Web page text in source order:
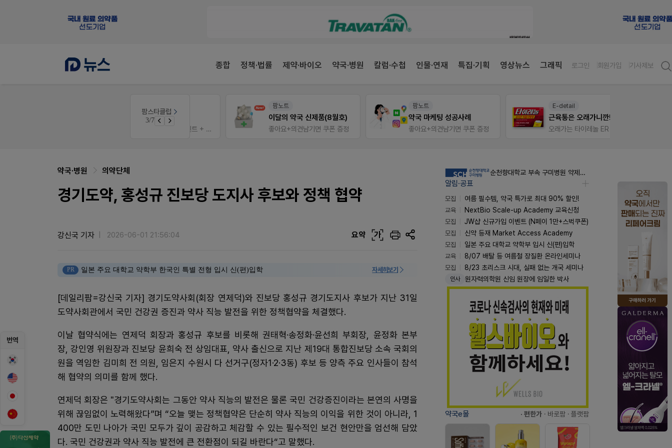
종합 정책·법률 제약·바이오 약국·병원 칼럼·수첩 인물·연재 특집·기획 영상뉴스 그래픽 로그인 회원가입 기사제보
팜스타클럽
3/7
팜노트
이달의 약국 신제품(8월호)
좋아요+의견남기면 쿠폰 증정
팜노트
약국 마케팅 성공사례
좋아요+의견남기면 쿠폰 증정
E-detail
근육통은 오래가니깐!
오래가는 타이레놀 ER
번역
약국·병원 의약단체
경기도약, 홍성규 진보당 도지사 후보와 정책 협약
강신국 기자 2026-06-01 21:56:04 요약 가
PR 일본 주요 대학교 약학부 한국인 특별 전형 입시 신(편)입학 자세히보기
[데일리팜=강신국 기자] 경기도약사회(회장 연제덕)와 진보당 홍성규 경기도지사 후보가 지난 31일
도약사회관에서 국민 건강권 증진과 약사 직능 발전을 위한 정책협약을 체결했다.
이날 협약식에는 연제덕 회장과 홍성규 후보를 비롯해 권태혁·송정화·윤선희 부회장, 윤정화 본부
장, 강인영 위원장과 진보당 윤희숙 전 상임대표, 약사 출신으로 지난 제19대 통합진보당 소속 국회의
원을 역임한 김미희 전 의원, 임은지 수원시 다 선거구(정자1·2·3동) 후보 등 양측 주요 인사들이 참석
해 협약의 의미를 함께 했다.
연제덕 회장은 "경기도약사회는 그동안 약사 직능의 발전은 물론 국민 건강증진이라는 본연의 사명을
위해 끊임없이 노력해왔다”며 “오늘 맺는 정책협약은 단순히 약사 직능의 이익을 위한 것이 아니라, 1
400만 도민 나아가 국민 모두가 깊이 공감하고 체감할 수 있는 필수적인 보건 현안만을 엄선해 담았
다. 국민 건강권과 약사 직능 발전에 큰 전환점이 되길 바란다“고 말했다.
순천향대학교 부속 구미병원 약제팀 계약직 야간약사 채용공고
알림·공표
모집
여름 필수템, 약국 특가로 최대 90% 할인!
교육
NextBio Scale-up Academy 교육신청
모집
JW샵 신규가입 이벤트 (N페이 1만+스벅쿠폰)
모집
신약 등재 Market Access Academy
모집
일본 주요 대학교 약학부 입시 신(편)입학
교육
8/07 배탈 등 여름철 장질환 온라인세미나
모집
8/23 초리스크 시대, 실패 없는 개국 세미나
인사 원자력의학원 신임 원장에 임일한 박사
약국e몰 · 편한가 · 바로팜 · 플랫팜